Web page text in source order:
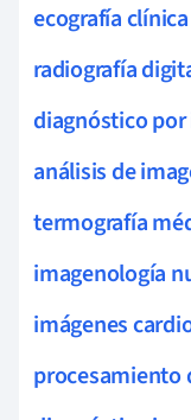
ecografía clínica
radiografía
diagnóstico por
análisis de
termografía
imagenología
imágenes
procesamiento